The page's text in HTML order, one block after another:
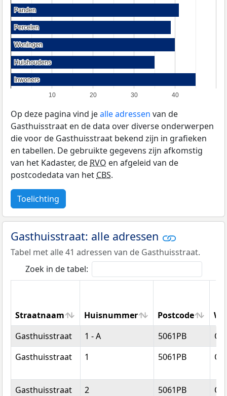
10 20 30 40
Panden
Panden
Percelen
Percelen
Woningen
Woningen
Huishoudens
Huishoudens
Inwoners
Inwoners
Op deze pagina vind jealle adressen van de
Gasthuisstraat en de data over diverse onderwerpen
die voor de Gasthuisstraat bekend zijn in grafieken
en tabellen. De gebruikte gegevens zijn afkomstig
van het Kadaster, deRVO en afgeleid van de
postcodedata van hetCBS.
Toelichting
Gasthuisstraat: alle adressen
Tabel met alle 41 adressen van de Gasthuisstraat.
Zoek in de tabel:
Straatnaam Huisnummer Postcode
Straatnaam
Huisnummer Postcode
Gasthuisstraat 1 - A 5061PB
Gasthuisstraat
1 5061PB
Gasthuisstraat 2 5061PB